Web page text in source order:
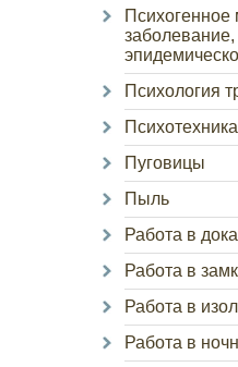
Психогенное
Психология
Психотехника
Пуговицы
Пыль
Работа в
Работа в
Работа в
Работа в